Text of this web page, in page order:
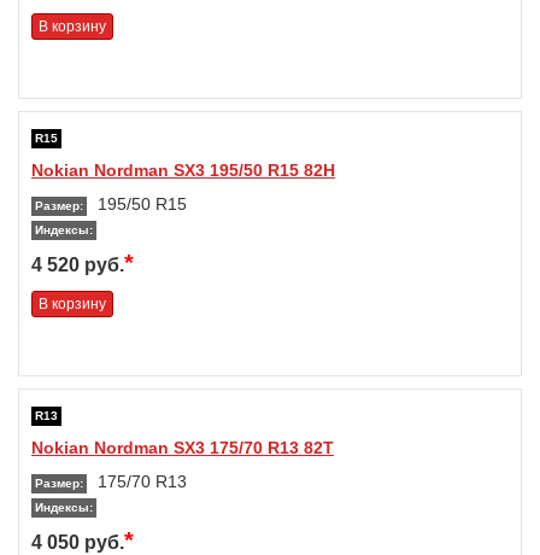
В корзину
R15
Nokian Nordman SX3 195/50 R15 82H
Размер: 195/50 R15
Индексы:
4 520 руб.*
В корзину
R13
Nokian Nordman SX3 175/70 R13 82T
Размер: 175/70 R13
Индексы:
4 050 руб.*